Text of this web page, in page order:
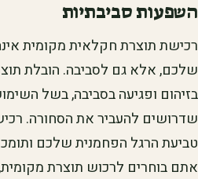
השפעות סביבתיות
רכישת תוצרת חקלאית מקומית
שלכם, אלא גם לסביבה. הובלת
בזיהום ופגיעה בסביבה, בשל
שדרושים להעביר את הסחורה.
טביעת הרגל הפחמנית שלכם
אתם בוחרים לרכוש תוצרת